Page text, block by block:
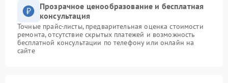
Прозрачное ценообразование и бесплатная
консультация
Точные прайс-листы, предварительная оценка стоимости
ремонта, отсутствие скрытых платежей и возможность
бесплатной консультации по телефону или онлайн на
сайте